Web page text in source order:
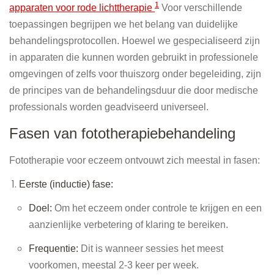
apparaten voor rode lichttherapie 1 Voor verschillende
toepassingen begrijpen we het belang van duidelijke
behandelingsprotocollen. Hoewel we gespecialiseerd zijn
in apparaten die kunnen worden gebruikt in professionele
omgevingen of zelfs voor thuiszorg onder begeleiding, zijn
de principes van de behandelingsduur die door medische
professionals worden geadviseerd universeel.
Fasen van fototherapiebehandeling
Fototherapie voor eczeem ontvouwt zich meestal in fasen:
Eerste (inductie) fase:
Doel: Om het eczeem onder controle te krijgen en een
aanzienlijke verbetering of klaring te bereiken.
Frequentie: Dit is wanneer sessies het meest
voorkomen, meestal 2-3 keer per week.